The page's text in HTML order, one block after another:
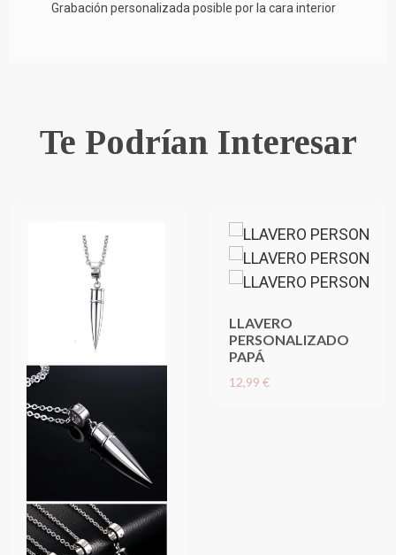
Grabación personalizada posible por la cara interior
Te Podrían Interesar
LLAVERO
PERSONALIZADO
PAPÁ
12,99 €